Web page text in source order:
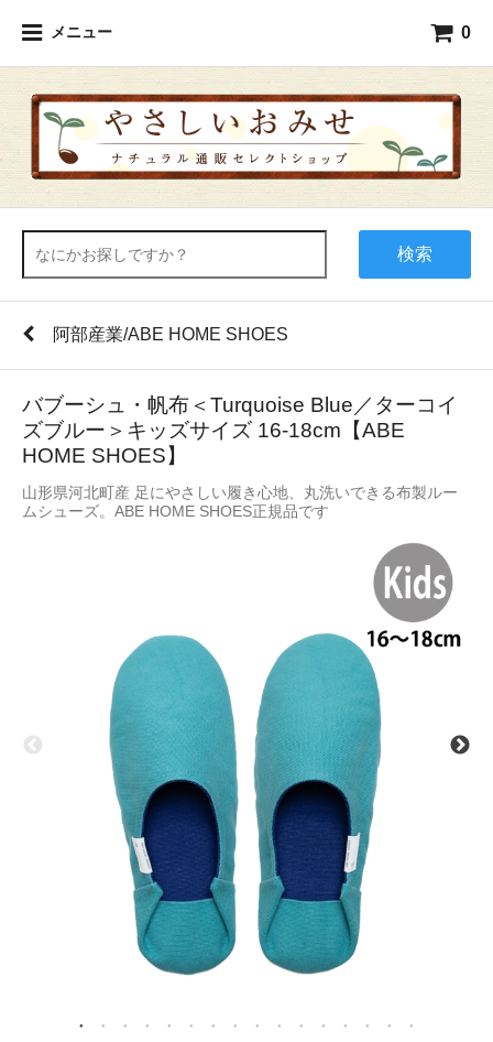
メニュー 0
検索
阿部産業/ABE HOME SHOES
バブーシュ・帆布＜Turquoise Blue／ターコイ
ズブルー＞キッズサイズ 16-18cm【ABE
HOME SHOES】
山形県河北町産 足にやさしい履き心地、丸洗いできる布製ルー
ムシューズ。ABE HOME SHOES正規品です